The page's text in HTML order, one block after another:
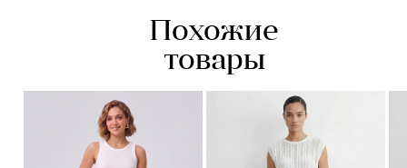
Похожие
товары